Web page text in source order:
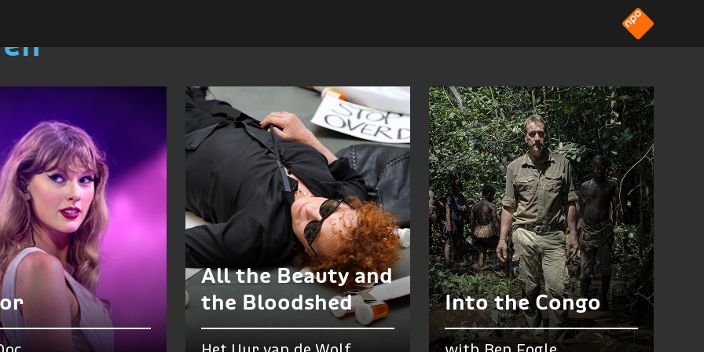
All the Beauty and
the Bloodshed
Into the Congo